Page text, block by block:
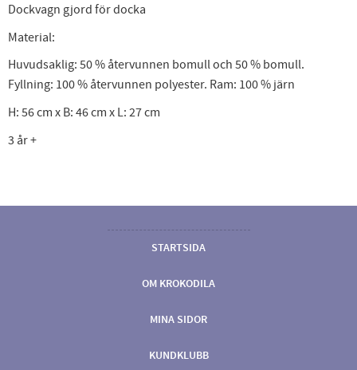
Dockvagn gjord för docka
Material:
Huvudsaklig: 50 % återvunnen bomull och 50 % bomull.
Fyllning: 100 % återvunnen polyester. Ram: 100 % järn
H: 56 cm x B: 46 cm x L: 27 cm
3 år +
STARTSIDA
OM KROKODILA
MINA SIDOR
KUNDKLUBB